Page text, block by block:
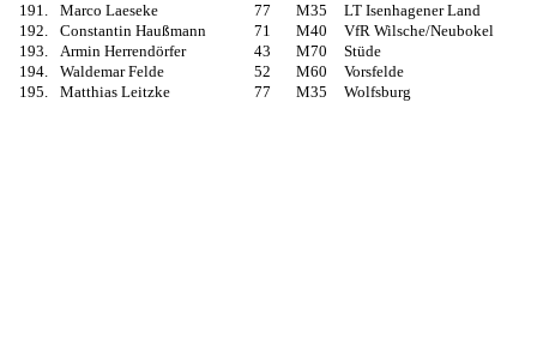
191.
Marco Laeseke 77 M35
LT Isenhagener Land
192.
Constantin Haußmann 71 M40
VfR Wilsche/Neubokel
193.
Armin Herrendörfer 43 M70
Stüde
194.
Waldemar Felde 52 M60
Vorsfelde
195.
Matthias Leitzke 77 M35 Wolfsburg